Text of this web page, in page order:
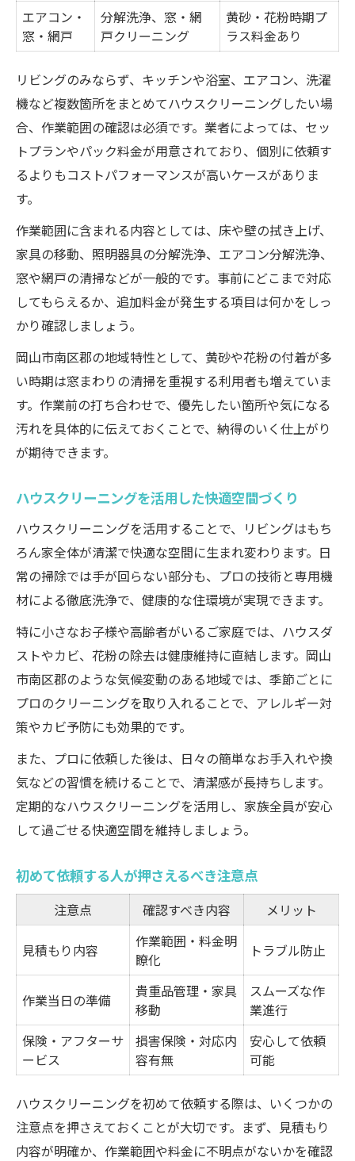
エアコン・
窓・網戸
分解洗浄、窓・網
戸クリーニング
黄砂・花粉時期プ
ラス料金あり
リビングのみならず、キッチンや浴室、エアコン、洗濯
機など複数箇所をまとめてハウスクリーニングしたい場
合、作業範囲の確認は必須です。業者によっては、セッ
トプランやパック料金が用意されており、個別に依頼す
るよりもコストパフォーマンスが高いケースがありま
す。
作業範囲に含まれる内容としては、床や壁の拭き上げ、
家具の移動、照明器具の分解洗浄、エアコン分解洗浄、
窓や網戸の清掃などが一般的です。事前にどこまで対応
してもらえるか、追加料金が発生する項目は何かをしっ
かり確認しましょう。
岡山市南区郡の地域特性として、黄砂や花粉の付着が多
い時期は窓まわりの清掃を重視する利用者も増えていま
す。作業前の打ち合わせで、優先したい箇所や気になる
汚れを具体的に伝えておくことで、納得のいく仕上がり
が期待できます。
ハウスクリーニングを活用した快適空間づくり
ハウスクリーニングを活用することで、リビングはもち
ろん家全体が清潔で快適な空間に生まれ変わります。日
常の掃除では手が回らない部分も、プロの技術と専用機
材による徹底洗浄で、健康的な住環境が実現できます。
特に小さなお子様や高齢者がいるご家庭では、ハウスダ
ストやカビ、花粉の除去は健康維持に直結します。岡山
市南区郡のような気候変動のある地域では、季節ごとに
プロのクリーニングを取り入れることで、アレルギー対
策やカビ予防にも効果的です。
また、プロに依頼した後は、日々の簡単なお手入れや換
気などの習慣を続けることで、清潔感が長持ちします。
定期的なハウスクリーニングを活用し、家族全員が安心
して過ごせる快適空間を維持しましょう。
初めて依頼する人が押さえるべき注意点
注意点 確認すべき内容 メリット
見積もり内容
作業範囲・料金明
瞭化
トラブル防止
作業当日の準備
貴重品管理・家具
移動
スムーズな作
業進行
保険・アフターサ
ービス
損害保険・対応内
容有無
安心して依頼
可能
ハウスクリーニングを初めて依頼する際は、いくつかの
注意点を押さえておくことが大切です。まず、見積もり
内容が明確か、作業範囲や料金に不明点がないかを確認